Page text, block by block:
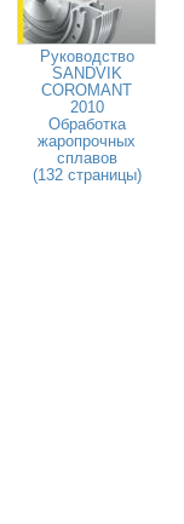
Руководство
SANDVIK
COROMANT
2010
Обработка
жаропрочных
сплавов
(132 страницы)